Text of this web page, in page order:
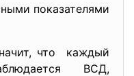
показателями
что каждый
ВСД,